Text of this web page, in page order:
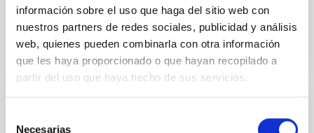
información sobre el uso que haga del sitio web con
nuestros partners de redes sociales, publicidad y análisis
web, quienes pueden combinarla con otra información
que les haya proporcionado o que hayan recopilado a
partir del uso que haya hecho de sus servicios.
Necesarias